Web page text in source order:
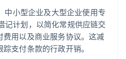
中小型企业及大型企业使用专
记计划，以简化常规供应链交
用以及商业服务协议。这减
支付条款的行政开销。